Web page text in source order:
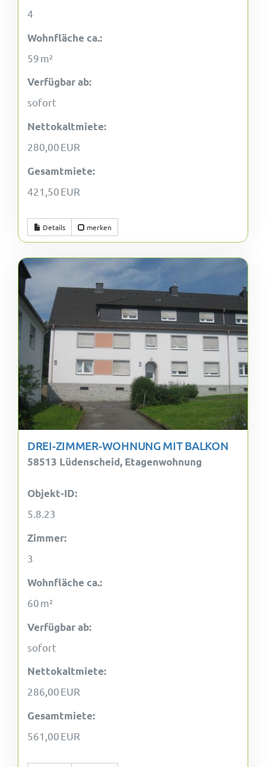
4
Wohnfläche ca.:
59 m²
Verfügbar ab:
sofort
Nettokaltmiete:
280,00 EUR
Gesamtmiete:
421,50 EUR
Details merken
DREI-ZIMMER-WOHNUNG MIT BALKON
58513 Lüdenscheid, Etagenwohnung
Objekt-ID:
5.8.23
Zimmer:
3
Wohnfläche ca.:
60 m²
Verfügbar ab:
sofort
Nettokaltmiete:
286,00 EUR
Gesamtmiete:
561,00 EUR